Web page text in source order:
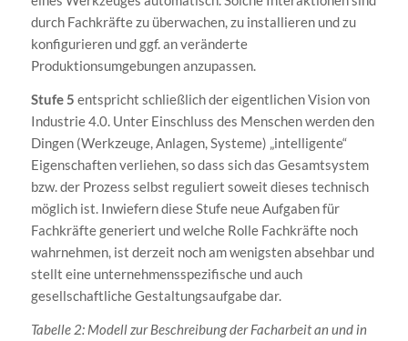
durch Fachkräfte zu überwachen, zu installieren und zu
konfigurieren und ggf. an veränderte
Produktionsumgebungen anzupassen.
Stufe 5 entspricht schließlich der eigentlichen Vision von
Industrie 4.0. Unter Einschluss des Menschen werden den
Dingen (Werkzeuge, Anlagen, Systeme) „intelligente“
Eigenschaften verliehen, so dass sich das Gesamtsystem
bzw. der Prozess selbst reguliert soweit dieses technisch
möglich ist. Inwiefern diese Stufe neue Aufgaben für
Fachkräfte generiert und welche Rolle Fachkräfte noch
wahrnehmen, ist derzeit noch am wenigsten absehbar und
stellt eine unternehmensspezifische und auch
gesellschaftliche Gestaltungsaufgabe dar.
Tabelle 2: Modell zur Beschreibung der Facharbeit an und in